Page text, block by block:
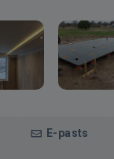
E-pasts